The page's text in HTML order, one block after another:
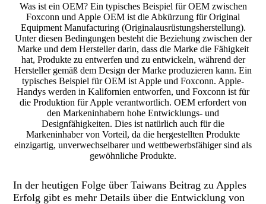
Was ist ein OEM? Ein typisches Beispiel für OEM zwischen
Foxconn und Apple OEM ist die Abkürzung für Original
Equipment Manufacturing (Originalausrüstungsherstellung).
Unter diesen Bedingungen besteht die Beziehung zwischen der
Marke und dem Hersteller darin, dass die Marke die Fähigkeit
hat, Produkte zu entwerfen und zu entwickeln, während der
Hersteller gemäß dem Design der Marke produzieren kann. Ein
typisches Beispiel für OEM ist Apple und Foxconn. Apple-
Handys werden in Kalifornien entworfen, und Foxconn ist für
die Produktion für Apple verantwortlich. OEM erfordert von
den Markeninhabern hohe Entwicklungs- und
Designfähigkeiten. Dies ist natürlich auch für die
Markeninhaber von Vorteil, da die hergestellten Produkte
einzigartig, unverwechselbarer und wettbewerbsfähiger sind als
gewöhnliche Produkte.
In der heutigen Folge über Taiwans Beitrag zu Apples
Erfolg gibt es mehr Details über die Entwicklung von